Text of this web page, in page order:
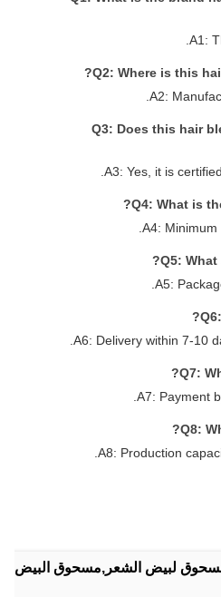
A1:
Q2: Where is this
A2:
Q3: Does this hair
A3: Yes, it is
Q4: What is
A4:
Q5:
A5:
A6: Delivery within 7-10
Q7:
A7: Payment
Q8:
A8: Production
لبيض الشعر,مسحوق البيض